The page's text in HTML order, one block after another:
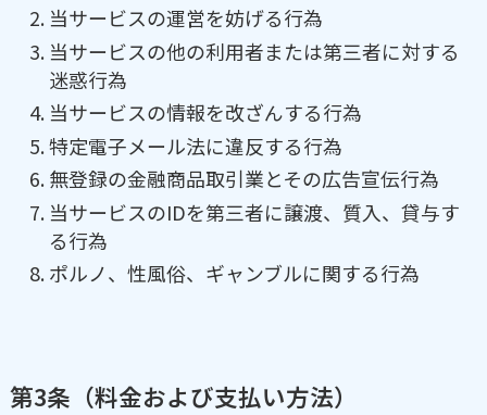
当サービスの運営を妨げる行為
当サービスの他の利用者または第三者に対する
迷惑行為
当サービスの情報を改ざんする行為
特定電子メール法に違反する行為
無登録の金融商品取引業とその広告宣伝行為
当サービスのIDを第三者に譲渡、質入、貸与す
る行為
ポルノ、性風俗、ギャンブルに関する行為
第3条（料金および支払い方法）